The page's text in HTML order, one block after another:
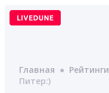
Перейти
Главная ● Рейтинги
Питер:)